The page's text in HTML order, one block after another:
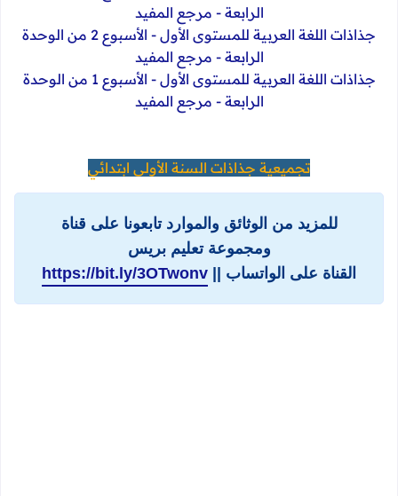
الرابعة - مرجع المفيد
جذاذات اللغة العربية للمستوى الأول - الأسبوع 2 من الوحدة
الرابعة - مرجع المفيد
جذاذات اللغة العربية للمستوى الأول - الأسبوع 1 من الوحدة
الرابعة - مرجع المفيد
تجميعية جذاذات السنة الأولى ابتدائي
للمزيد من الوثائق والموارد تابعونا على قناة
ومجموعة تعليم بريس
القناة على الواتساب || https://bit.ly/3OTwonv